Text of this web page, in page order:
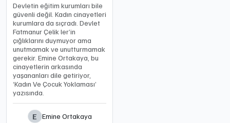
Devletin eğitim kurumları bile
güvenli değil. Kadın cinayetleri
kurumlara da sıçradı. Devlet
Fatmanur Çelik ler’in
çığlıklarını duymuyor ama
unutmamak ve unutturmamak
gerekir. Emine Ortakaya, bu
cinayetlerin arkasında
yaşananları dile getiriyor,
‘Kadın Ve Çocuk Yoklaması’
yazısında.
E
Emine Ortakaya